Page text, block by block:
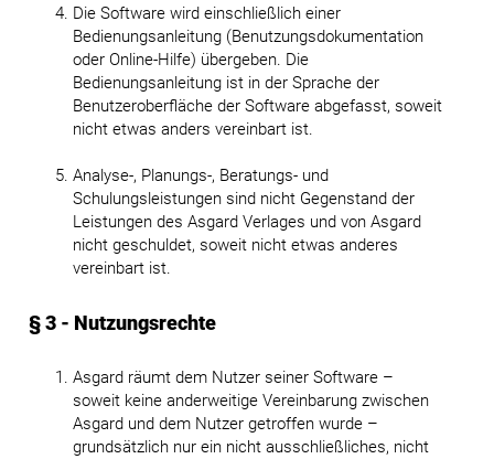
Die Software wird einschließlich einer
Bedienungsanleitung (Benutzungsdokumentation
oder Online-Hilfe) übergeben. Die
Bedienungsanleitung ist in der Sprache der
Benutzeroberfläche der Software abgefasst, soweit
nicht etwas anders vereinbart ist.
Analyse-, Planungs-, Beratungs- und
Schulungsleistungen sind nicht Gegenstand der
Leistungen des Asgard Verlages und von Asgard
nicht geschuldet, soweit nicht etwas anderes
vereinbart ist.
§ 3 - Nutzungsrechte
Asgard räumt dem Nutzer seiner Software –
soweit keine anderweitige Vereinbarung zwischen
Asgard und dem Nutzer getroffen wurde –
grundsätzlich nur ein nicht ausschließliches, nicht